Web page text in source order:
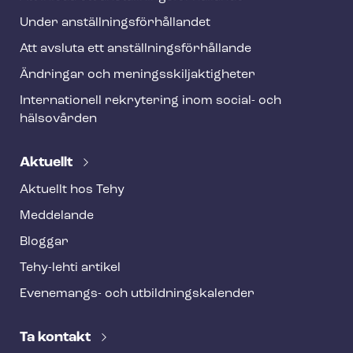
Under an­ställ­nings­för­hål­lan­det
Att avsluta ett an­ställ­nings­för­hål­lan­de
Ändringar och me­nings­skilj­ak­tig­he­ter
Internationell rekrytering inom social- och
hälsovården
Aktuellt
Aktuellt hos Tehy
Meddelande
Bloggar
Tehy-lehti artikel
Evenemangs- och ut­bild­nings­ka­len­der
Ta kontakt